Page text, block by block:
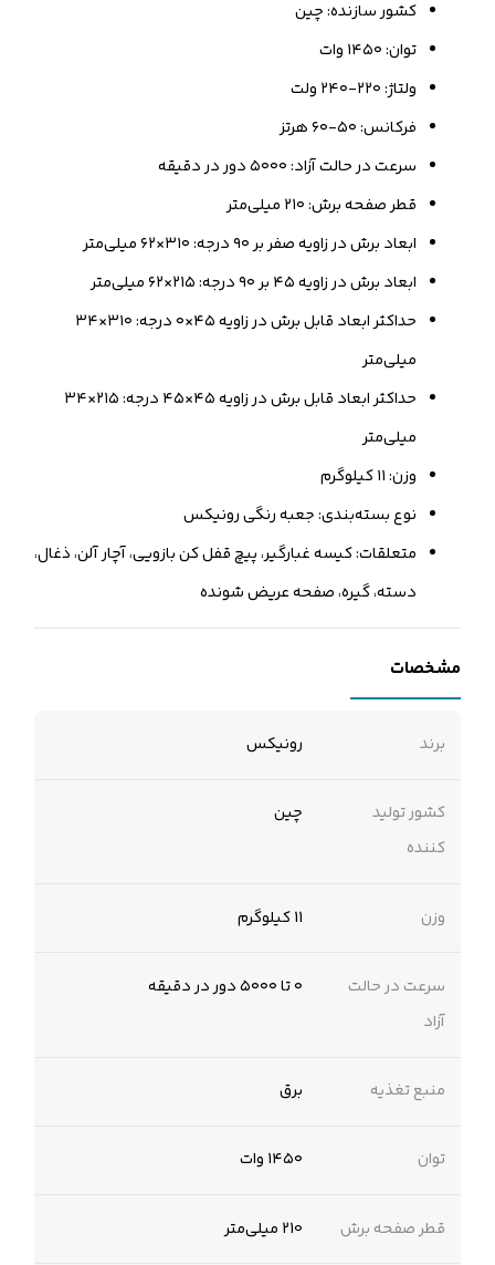
کشور سازنده: چین
توان: ۱۴۵۰ وات
ولتاژ: ۲۲۰-۲۴۰ ولت
فرکانس: ۵۰-۶۰ هرتز
سرعت در حالت آزاد: ۵۰۰۰ دور در دقیقه
قطر صفحه برش: ۲۱۰ میلی‌متر
ابعاد برش در زاویه صفر بر ۹۰ درجه: ۳۱۰×۶۲ میلی‌متر
ابعاد برش در زاویه ۴۵ بر ۹۰ درجه: ۲۱۵×۶۲ میلی‌متر
حداکثر ابعاد قابل برش در زاویه ۴۵×۰ درجه: ۳۱۰×۳۴
میلی‌متر
حداکثر ابعاد قابل برش در زاویه ۴۵×۴۵ درجه: ۲۱۵×۳۴
میلی‌متر
وزن: ۱۱ کیلوگرم
نوع بسته‌بندی: جعبه رنگی رونیکس
متعلقات: کیسه غبارگیر، پیچ قفل کن بازویی، آچار آلن، ذغال،
دسته، گیره، صفحه عریض شونده
مشخصات
برند رونیکس
کشور تولید
کننده
چین
وزن 11 کیلوگرم
سرعت در حالت
آزاد
۰ تا ۵۰۰۰ دور در دقیقه
منبع تغذیه برق
توان ۱۴۵۰ وات
قطر صفحه برش 210 میلی‌متر